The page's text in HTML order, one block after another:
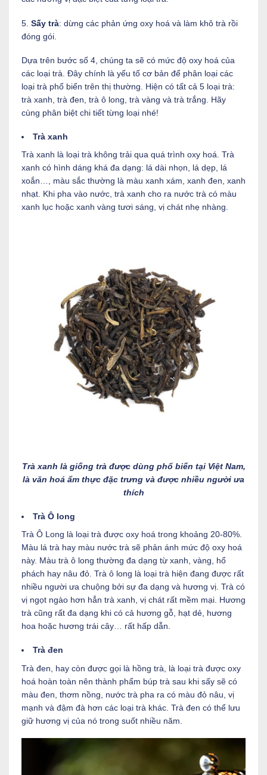
5. Sấy trà: dừng các phản ứng oxy hoá và làm khô trà rồi
đóng gói.
Dựa trên bước số 4, chúng ta sẽ có mức độ oxy hoá của
các loại trà. Đây chính là yếu tố cơ bản để phân loại các
loại trà phổ biến trên thị thường. Hiện có tất cả 5 loại trà:
trà xanh, trà đen, trà ô long, trà vàng và trà trắng. Hãy
cùng phân biệt chi tiết từng loại nhé!
Trà xanh
Trà xanh là loại trà không trải qua quá trình oxy hoá. Trà
xanh có hình dáng khá đa dạng: lá dài nhọn, lá dẹp, lá
xoắn…, màu sắc thường là màu xanh xám, xanh đen, xanh
nhạt. Khi pha vào nước, trà xanh cho ra nước trà có màu
xanh lục hoặc xanh vàng tươi sáng, vị chát nhẹ nhàng.
Trà xanh là giống trà được dùng phổ biến tại Việt Nam,
là văn hoá ẩm thực đặc trưng và được nhiều người ưa
thích
Trà Ô long
Trà Ô Long là loại trà được oxy hoá trong khoảng 20-80%.
Màu lá trà hay màu nước trà sẽ phản ánh mức độ oxy hoá
này. Màu trà ô long thường đa dạng từ xanh, vàng, hổ
phách hay nâu đỏ. Trà ô long là loại trà hiện đang được rất
nhiều người ưa chuộng bởi sự đa dạng và hương vị. Trà có
vị ngọt ngào hơn hẳn trà xanh, vị chát rất mềm mại. Hương
trà cũng rất đa dạng khi có cả hương gỗ, hạt dẻ, hương
hoa hoặc hương trái cây… rất hấp dẫn.
Trà đen
Trà đen, hay còn được gọi là hồng trà, là loại trà được oxy
hoá hoàn toàn nên thành phẩm búp trà sau khi sấy sẽ có
màu đen, thơm nồng, nước trà pha ra có màu đỏ nâu, vị
mạnh và đậm đà hơn các loại trà khác. Trà đen có thể lưu
giữ hương vị của nó trong suốt nhiều năm.